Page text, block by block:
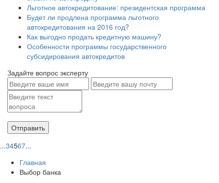
Льготное автокредитование: президентская программа
Будет ли продлена программа льготного
автокредитования на 2016 год?
Как выгодно продать кредитную машину?
Особенности программы государственного
субсидирования автокредитов
Задайте вопрос эксперту
...34567...
Главная
Выбор банка